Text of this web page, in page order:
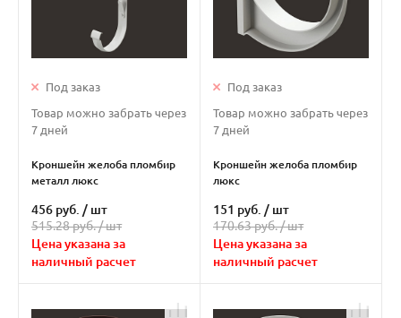
Под заказ
Товар можно забрать через
7 дней
Кроншейн желоба пломбир
металл люкс
456 руб. / шт
515.28 руб. /шт
Цена указана за
наличный расчет
Под заказ
Товар можно забрать через
7 дней
Кроншейн желоба пломбир
люкс
151 руб. / шт
170.63 руб. /шт
Цена указана за
наличный расчет